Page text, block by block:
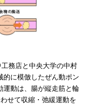
務店と中央大学の中村
的に模倣したぜん動ポン
運動は、腸が縦走筋と輪
せて収縮・弛緩運動を